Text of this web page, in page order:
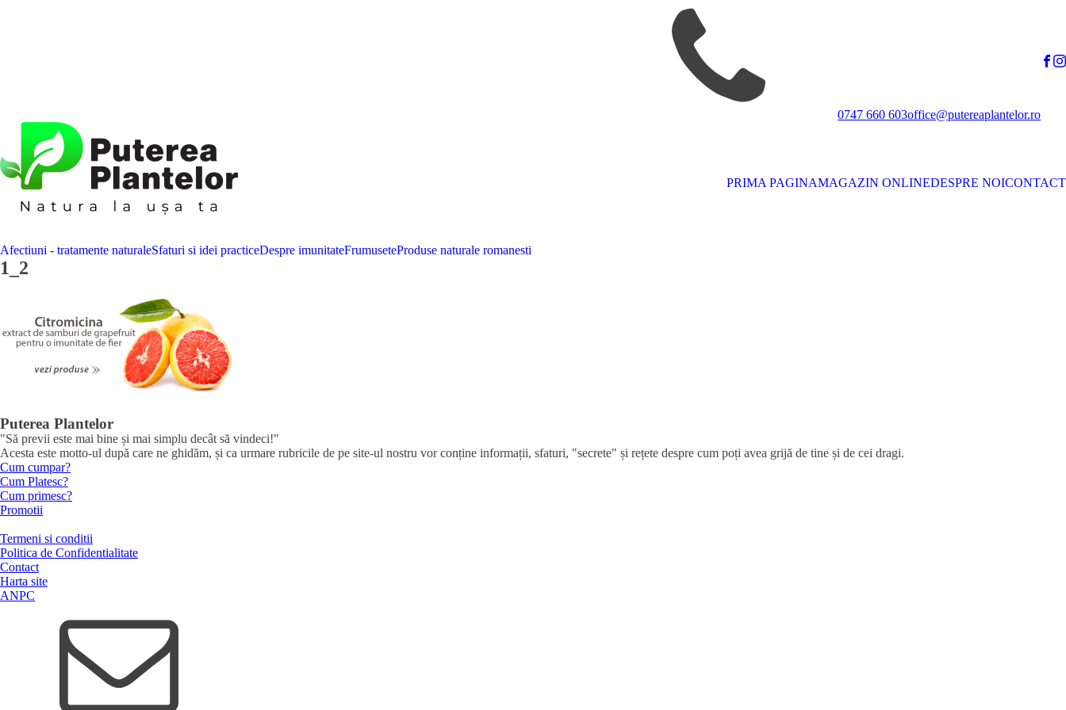
0747 660 603office@putereaplantelor.ro
PRIMA PAGINAMAGAZIN ONLINEDESPRE NOICONTACT
Afectiuni - tratamente naturaleSfaturi si idei practiceDespre imunitateFrumuseteProduse naturale romanesti
1_2
Puterea Plantelor
"Să previi este mai bine și mai simplu decât să vindeci!"
Acesta este motto-ul după care ne ghidăm, și ca urmare rubricile de pe site-ul nostru vor conține informații, sfaturi, "secrete" și rețete despre cum poți avea grijă de tine și de cei dragi.
Cum cumpar?
Cum Platesc?
Cum primesc?
Promotii
Termeni si conditii
Politica de Confidentialitate
Contact
Harta site
ANPC